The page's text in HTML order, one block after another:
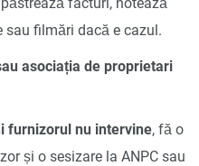
sau filmări dacă e cazul.
asociația de proprietari
furnizorul nu intervine, fă o
și o sesizare la ANPC sau